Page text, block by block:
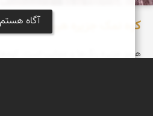
کوه نمک جزیره هرمز
هرمز جزیره‌ رنگ‌ها‌ و عجایب است.
آگاه